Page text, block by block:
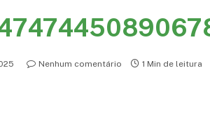
Nenhum comentário 1 Min de leitura